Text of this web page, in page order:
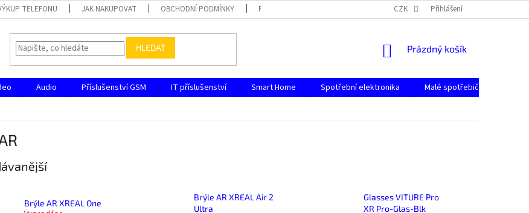
TELEFONU JAK NAKUPOVAT OBCHODNÍ PODMÍNKY PODMÍNKY OCHRANY OSOBNÍCH ÚDAJŮ CZK Přihlášení
HLEDAT
NÁKUPNÍ
Prázdný košík
Audio Příslušenství GSM IT příslušenství Smart Home Spotřební elektronika Malé spotřebiče
Brýle AR XREAL One
Brýle AR XREAL Air 2
Ultra
Glasses VITURE Pro
XR Pro-Glas-Blk